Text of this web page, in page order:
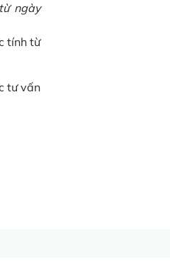
ngày
tính từ
tư vấn